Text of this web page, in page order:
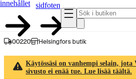
innehållet
sidfoten
00220 Helsingfors butik
Käytössäsi on vanhempi selain,
sivusto ei enää tue. Lue lisää täältä.